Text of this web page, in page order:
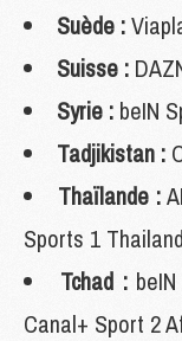
Suède :
Suisse :
Syrie : beIN
Tadjikistan :
Thaïlande :
Sports 1 Thailand
Tchad :beIN
Canal+ Sport 2